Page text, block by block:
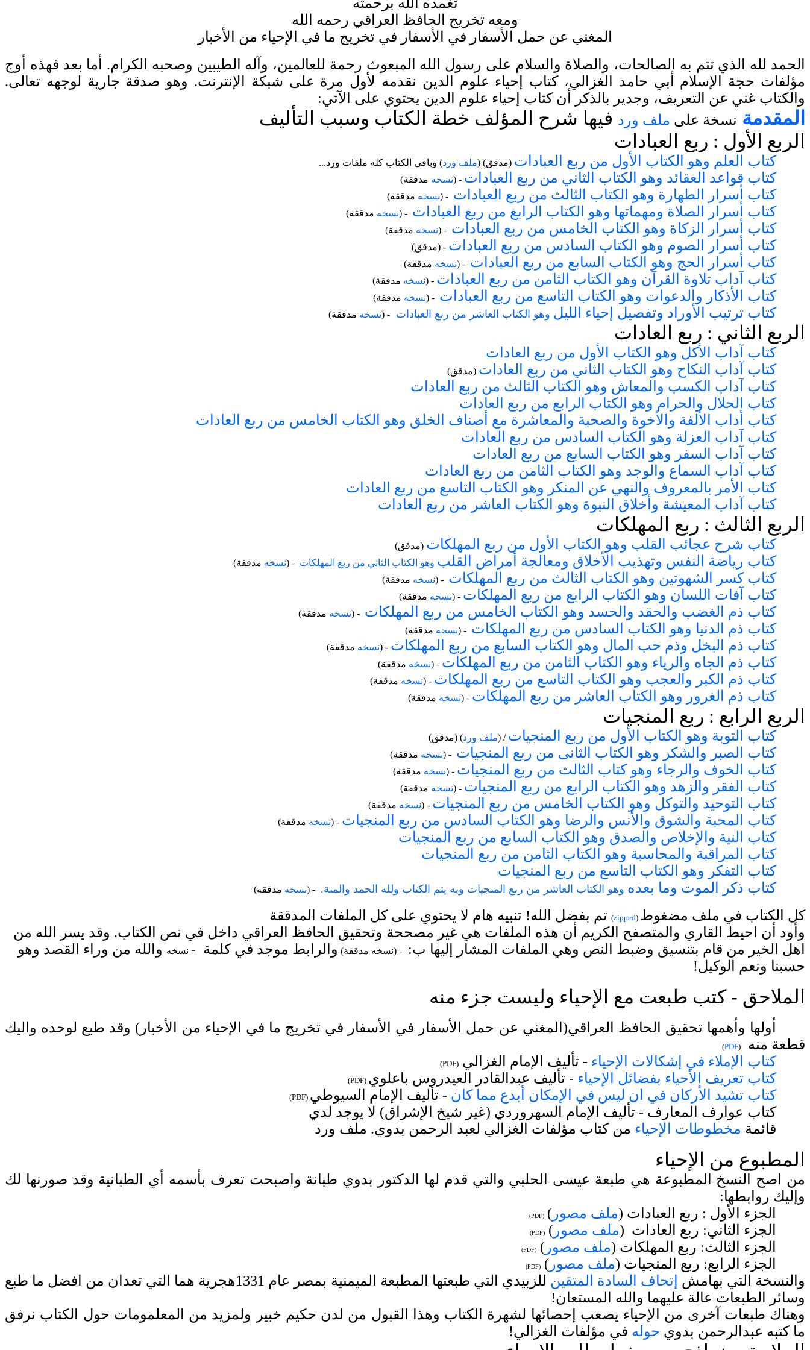
ومعه تخريج الحافظ العراقي رحمه الله
المغني عن حمل الأسفار في الأسفار في تخريج ما في الإحياء من الأخبار
الحمد لله الذي تتم به الصالحات، والصلاة والسلام على رسول الله المبعوث رحمة للعالمين، وآله الطيبين وصحبه الكرام. أما بعد فهذه أوج
مؤلفات حجة الإسلام أبي حامد الغزالي، كتاب إحياء علوم الدين نقدمه لأول مرة على شبكة الإنترنت. وهو صدقة جارية لوجهه تعالى.
والكتاب غني عن التعريف، وجدير بالذكر أن كتاب إحياء علوم الدين يحتوي على الآتي:
المقدمة نسخة على ملف ورد فيها شرح المؤلف خطة الكتاب وسبب التأليف
الربع الأول : ربع العبادات
كتاب العلم وهو الكتاب الأول من ربع العبادات (مدقق) (ملف ورد) وباقي الكتاب كله ملفات ورد...
كتاب قواعد العقائد وهو الكتاب الثاني من ربع العبادات - (نسخه مدققة)
كتاب أسرار الطهارة وهو الكتاب الثالث من ربع العبادات - (نسخه مدققة)
كتاب أسرار الصلاة ومهماتها وهو الكتاب الرابع من ربع العبادات - (نسخه مدققة)
كتاب أسرار الزكاة وهو الكتاب الخامس من ربع العبادات - (نسخه مدققة)
كتاب أسرار الصوم وهو الكتاب السادس من ربع العبادات (مدقق) -
كتاب أسرار الحج وهو الكتاب السابع من ربع العبادات - (نسخه مدققة)
كتاب آداب تلاوة القرآن وهو الكتاب الثامن من ربع العبادات - (نسخه مدققة)
كتاب الأذكار والدعوات وهو الكتاب التاسع من ربع العبادات - (نسخه مدققة)
كتاب ترتيب الأوراد وتفصيل إحياء الليل وهو الكتاب العاشر من ربع العبادات - (نسخه مدققة)
الربع الثاني : ربع العادات
كتاب آداب الأكل وهو الكتاب الأول من ربع العادات
كتاب آداب النكاح وهو الكتاب الثاني من ربع العادات (مدقق)
كتاب آداب الكسب والمعاش وهو الكتاب الثالث من ربع العادات
كتاب الحلال والحرام وهو الكتاب الرابع من ربع العادات
كتاب أداب الألفة والأخوة والصحبة والمعاشرة مع أصناف الخلق وهو الكتاب الخامس من ربع العادات
كتاب آداب العزلة وهو الكتاب السادس من ربع العادات
كتاب آداب السفر وهو الكتاب السابع من ربع العادات
كتاب آداب السماع والوجد وهو الكتاب الثامن من ربع العادات
كتاب الأمر بالمعروف والنهي عن المنكر وهو الكتاب التاسع من ربع العادات
كتاب آداب المعيشة وأخلاق النبوة وهو الكتاب العاشر من ربع العادات
الربع الثالث : ربع المهلكات
كتاب شرح عجائب القلب وهو الكتاب الأول من ربع المهلكات (مدقق)
كتاب رياضة النفس وتهذيب الأخلاق ومعالجة أمراض القلب وهو الكتاب الثاني من ربع المهلكات - (نسخه مدققة)
كتاب كسر الشهوتين وهو الكتاب الثالث من ربع المهلكات - (نسخه مدققة)
كتاب آفات اللسان وهو الكتاب الرابع من ربع المهلكات - (نسخه مدققة)
كتاب ذم الغضب والحقد والحسد وهو الكتاب الخامس من ربع المهلكات - (نسخه مدققة)
كتاب ذم الدنيا وهو الكتاب السادس من ربع المهلكات - (نسخه مدققة)
كتاب ذم البخل وذم حب المال وهو الكتاب السابع من ربع المهلكات - (نسخه مدققة)
كتاب ذم الجاه والرياء وهو الكتاب الثامن من ربع المهلكات - (نسخه مدققة)
كتاب ذم الكبر والعجب وهو الكتاب التاسع من ربع المهلكات - (نسخه مدققة)
كتاب ذم الغرور وهو الكتاب العاشر من ربع المهلكات - (نسخه مدققة)
الربع الرابع : ربع المنجيات
كتاب التوبة وهو الكتاب الأول من ربع المنجيات / (ملف ورد) (مدقق)
كتاب الصبر والشكر وهو الكتاب الثانى من ربع المنجيات - (نسخه مدققة)
كتاب الخوف والرجاء وهو كتاب الثالث من ربع المنجيات - (نسخه مدققة)
كتاب الفقر والزهد وهو الكتاب الرابع من ربع المنجيات - (نسخه مدققة)
كتاب التوحيد والتوكل وهو الكتاب الخامس من ربع المنجيات - (نسخه مدققة)
كتاب المحبة والشوق والأنس والرضا وهو الكتاب السادس من ربع المنجيات - (نسخه مدققة)
كتاب النية والإخلاص والصدق وهو الكتاب السابع من ربع المنجيات
كتاب المراقبة والمحاسبة وهو الكتاب الثامن من ربع المنجيات
كتاب التفكر وهو الكتاب التاسع من ربع المنجيات
كتاب ذكر الموت وما بعده وهو الكتاب العاشر من ربع المنجيات وبه يتم الكتاب ولله الحمد والمنة. - (نسخه مدققة)
كل الكتاب في ملف مضغوط (
zipped
) تم بفضل الله! تنبيه هام لا يحتوي على كل الملفات المدققة
وأود أن احيط القاري والمتصفح الكريم أن هذه الملفات هي غير مصححة وتحقيق الحافظ العراقي داخل في نص الكتاب. وقد يسر الله من
اهل الخير من قام بتنسيق وضبط النص وهي الملفات المشار إليها ب:
- (نسخه مدققة) والرابط موجد في كلمة - نسخه والله من وراء القصد وهو
حسبنا ونعم الوكيل!
الملاحق - كتب طبعت مع الإحياء وليست جزء منه
أولها وأهمها تحقيق الحافظ العراقي( المغني عن حمل الأسفار في الأسفار في تخريج ما في الإحياء من الأخبار ) وقد طبع لوحده واليك
قطعة منه
(
PDF
)
كتاب الإملاء في إشكالات الإحياء - تأليف الإمام الغزالي (
PDF
)
كتاب تعريف الأحياء بفضائل الإحياء - تأليف عبدالقادر العيدروس باعلوي (
PDF
)
كتاب تشيد الأركان في ان ليس في الإمكان أبدع مما كان - تأليف الإمام السيوطي (
PDF
)
كتاب عوارف المعارف - تأليف الإمام السهروردي (غير شيخ الإشراق) لا يوجد لدي
قائمة مخطوطات الإحياء من كتاب مؤلفات الغزالي لعبد الرحمن بدوي. ملف ورد
المطبوع من الإحياء
من
اصح النسخ المطبوعة هي طبعة عيسى الحلبي والتي قدم لها الدكتور بدوي طبانة واصبحت تعرف بأسمه أي الطبانية وقد صورنها لك
وإليك روابطها:
الجزء الأول : ربع العبادات (ملف مصور )
(
PDF
)
الجزء الثاني: ربع العادات (ملف مصور )
(
PDF
)
الجزء الثالث: ربع المهلكات (ملف مصور )
(
PDF)
الجزء الرابع: ربع المنجيات (ملف مصور )
(
PDF
)
والنسخة التي بهامش إتحاف السادة المتقين
للزبيدي التي طبعتها المطبعة الميمنية بمصر عام 1331هجرية هما التي تعدان من افضل ما طبع
وسائر الطبعات عالة عليهما والله المستعان!
وهناك طبعات آخرى من الإحياء يصعب إحصائها لشهرة الكتاب وهذا القبول من لدن حكيم خبير ولمزيد من المعلمومات حول الكتاب نرفق
ما كتبه عبدالرحمن بدوي حوله في مؤلفات الغزالي!